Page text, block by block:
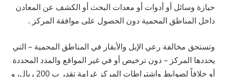
حيازة وسائل أو أدوات أو معدات البحث أو الكشف عن المعادن
داخل المناطق المحمية دون الحصول على موافقة المركز .
وتستحق مخالفة رعي الإبل والأبقار في المناطق المحمية – التي
يحددها المركز – دون ترخيص أو في غير المواقع والمدد المحددة
أو خلافاً لضوابط واشتراطات المركز غرامة تقدر ب 200 ريال، و